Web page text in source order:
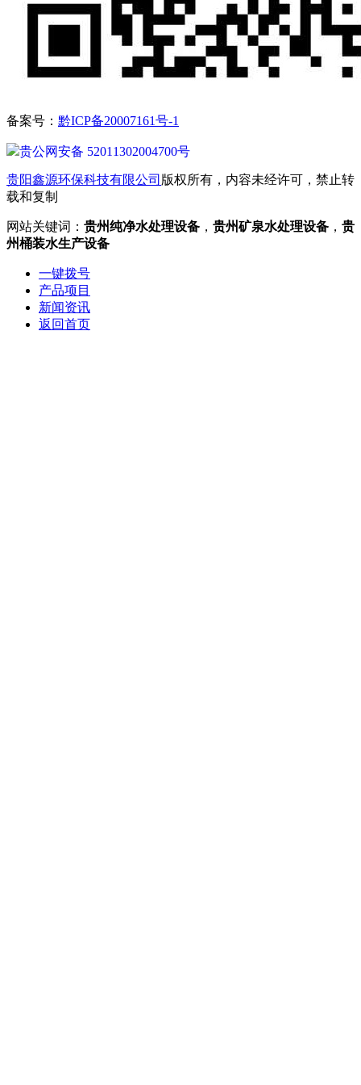
备案号： 黔ICP备20007161号-1
贵公网安备 52011302004700号
贵阳鑫源环保科技有限公司 版权所有，内容未经许可，禁止转
载和复制
网站关键词： 贵州纯净水处理设备 ， 贵州矿泉水处理设备 ， 贵
州桶装水生产设备
一键拨号
产品项目
新闻资讯
返回首页